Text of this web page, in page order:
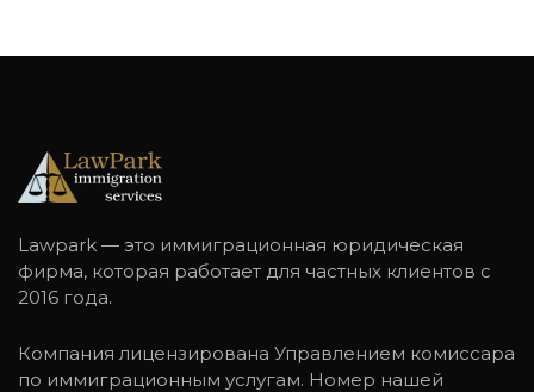
Lawpark — это иммиграционная юридическая
фирма, которая работает для частных клиентов с
2016 года.
Компания лицензирована Управлением комиссара
по иммиграционным услугам. Номер нашей